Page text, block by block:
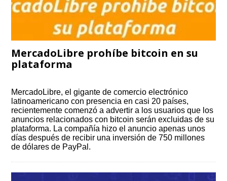
MercadoLibre prohíbe bitcoin en su
plataforma
MercadoLibre, el gigante de comercio electrónico
latinoamericano con presencia en casi 20 países,
recientemente comenzó a advertir a los usuarios que los
anuncios relacionados con bitcoin serán excluidas de su
plataforma. La compañía hizo el anuncio apenas unos
días después de recibir una inversión de 750 millones
de dólares de PayPal.